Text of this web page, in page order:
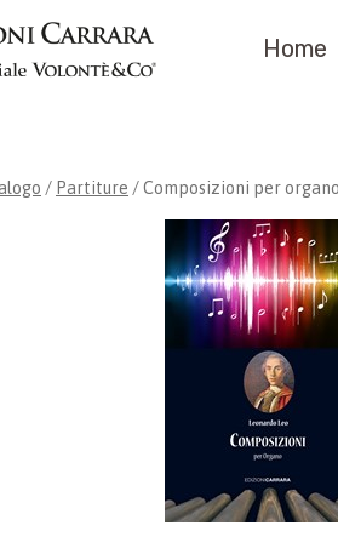
Home
/ Partiture /Composizioni per organo